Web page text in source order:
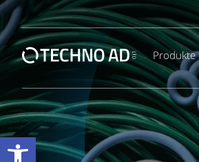
Produkte
Werkzeugleiste öffnen